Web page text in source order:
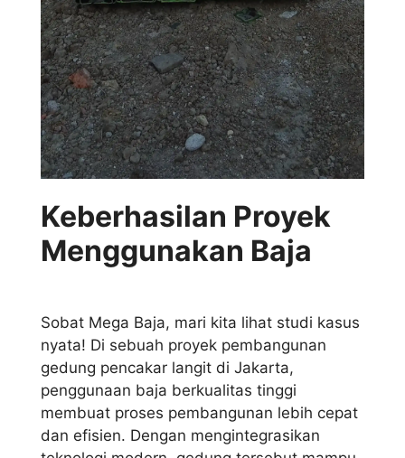
Keberhasilan Proyek
Menggunakan Baja
Sobat Mega Baja, mari kita lihat studi kasus
nyata! Di sebuah proyek pembangunan
gedung pencakar langit di Jakarta,
penggunaan baja berkualitas tinggi
membuat proses pembangunan lebih cepat
dan efisien. Dengan mengintegrasikan